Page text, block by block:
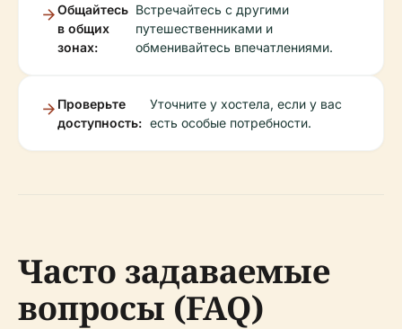
Общайтесь
в общих
зонах:
Встречайтесь с другими
путешественниками и
обменивайтесь впечатлениями.
Проверьте
доступность:
Уточните у хостела, если у вас
есть особые потребности.
Часто задаваемые
вопросы (FAQ)